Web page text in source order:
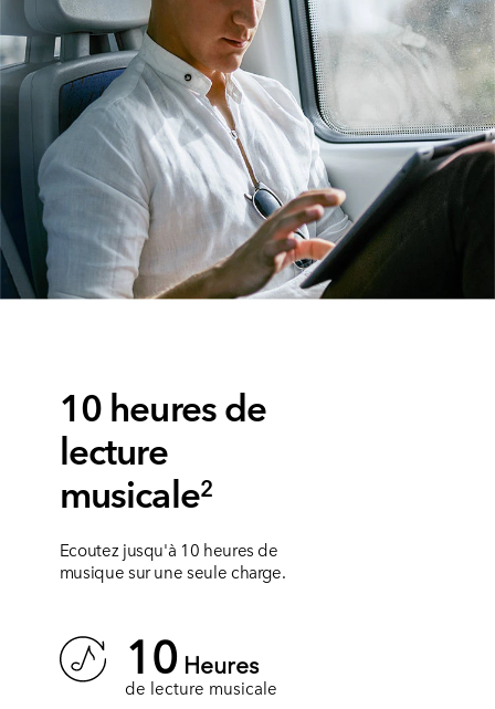
10 heures de
lecture
musicale2
Ecoutez jusqu'à 10 heures de
musique sur une seule charge.
10 Heures
de lecture musicale